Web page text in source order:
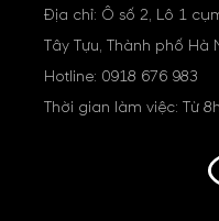
Địa chỉ: Ô số 2, Lô 1
Tây Tựu, Thành phố Hà
Hotline: 0918 676 983
Thời gian làm việc: Từ